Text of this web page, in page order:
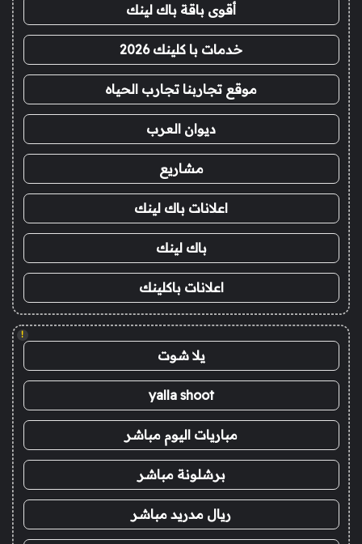
أقوى باقة باك لينك
خدمات با كلينك 2026
موقع تجاربنا تجارب الحياه
ديوان العرب
مشاريع
اعلانات باك لينك
باك لينك
اعلانات باكلينك
!
يلا شوت
yalla shoot
مباريات اليوم مباشر
برشلونة مباشر
ريال مدريد مباشر